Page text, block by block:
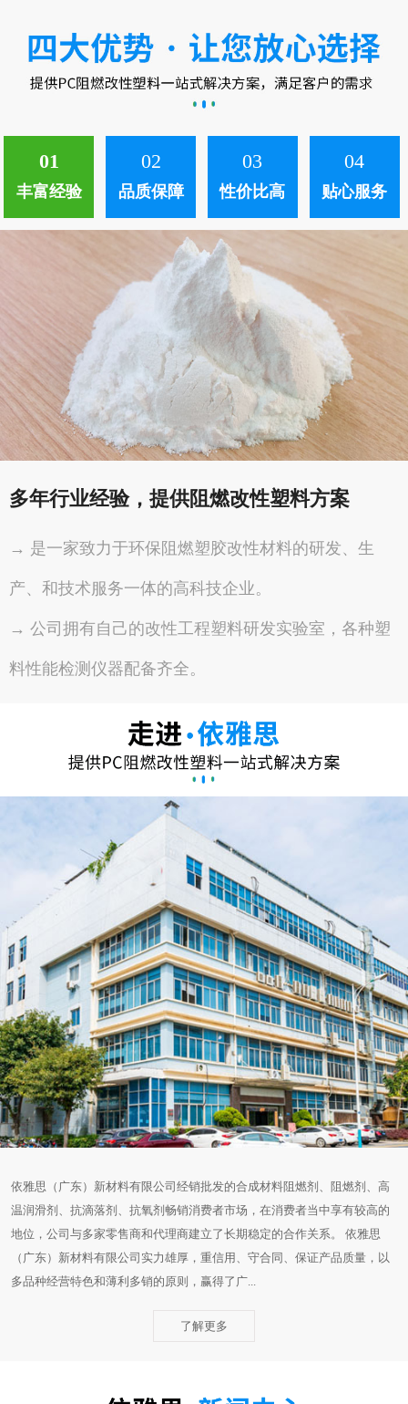
01
丰富经验
02
品质保障
03
性价比高
04
贴心服务
多年行业经验，提供阻燃改性塑料方案
→ 是一家致力于环保阻燃塑胶改性材料的研发、生
产、和技术服务一体的高科技企业。
→ 公司拥有自己的改性工程塑料研发实验室，各种塑
料性能检测仪器配备齐全。
依雅思（广东）新材料有限公司经销批发的合成材料阻燃剂、阻燃剂、高
温润滑剂、抗滴落剂、抗氧剂畅销消费者市场，在消费者当中享有较高的
地位，公司与多家零售商和代理商建立了长期稳定的合作关系。 依雅思
（广东）新材料有限公司实力雄厚，重信用、守合同、保证产品质量，以
多品种经营特色和薄利多销的原则，赢得了广...
了解更多